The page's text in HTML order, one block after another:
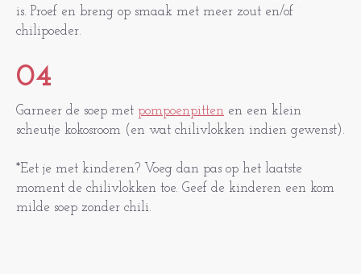
is. Proef en breng op smaak met meer zout en/of
chilipoeder.
04
Garneer de soep met pompoenpitten en een klein
scheutje kokosroom (en wat chilivlokken indien gewenst).
*Eet je met kinderen? Voeg dan pas op het laatste
moment de chilivlokken toe. Geef de kinderen een kom
milde soep zonder chili.